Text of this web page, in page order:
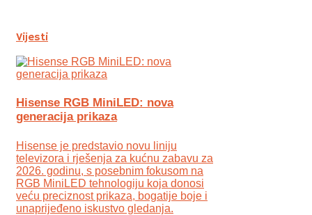
Vijesti
Hisense RGB MiniLED: nova
generacija prikaza
Hisense je predstavio novu liniju
televizora i rješenja za kućnu zabavu za
2026. godinu, s posebnim fokusom na
RGB MiniLED tehnologiju koja donosi
veću preciznost prikaza, bogatije boje i
unaprijeđeno iskustvo gledanja.